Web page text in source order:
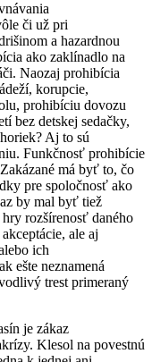
či už pri
a hazardnou
ako zaklínadlo na
Naozaj prohibícia
korupcie,
prohibíciu dovozu
bez detskej sedačky,
Aj to sú
Funkčnosť prohibície
má byť to, čo
pre spoločnosť ako
by mal byť tiež
rozšírenosť daného
ale aj
ich
ešte neznamená
trest primeraný
je zákaz
Klesol na povestnú